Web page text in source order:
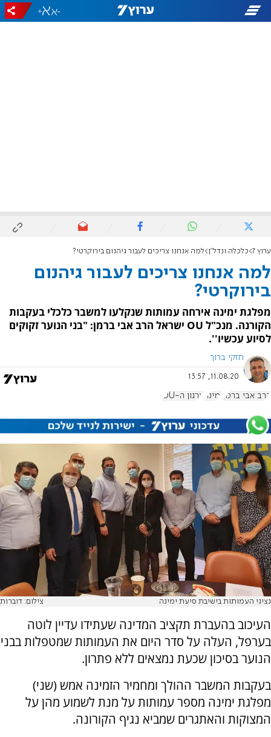
-
+
ערוץ 7 כלכלה ונדל"ן למה אנחנו צריכים לעבור גיהנום בירוקרטי?
למה אנחנו צריכים לעבור גיהנום
בירוקרטי?
מפלגת ימינה אירחה עמותות שנקלעו למשבר כלכלי בעקבות
הקורנה. מנכ"ל OU ישראל הרב אבי ברמן: "בני הנוער זקוקים
לסיוע עכשיו''.
חזקי ברוך
11.08.20, 13:57
הרב אבי ברמן ימינה ארגון ה-OU
נציגי העמותות בישיבת סיעת ימינה צילום: דוברות
העיכוב בהעברת תקציב המדינה שעתידו עדיין לוטה
בערפל, העלה על סדר היום את העמותות שמטפלות בבני
הנוער בסיכון שכעת נמצאים ללא פתרון.
בעקבות המשבר ההולך ומחמיר הזמינה אמש (שני)
מפלגת ימינה מספר עמותות על מנת לשמוע מהן על
המצוקות והאתגרים שמביא נגיף הקורונה.